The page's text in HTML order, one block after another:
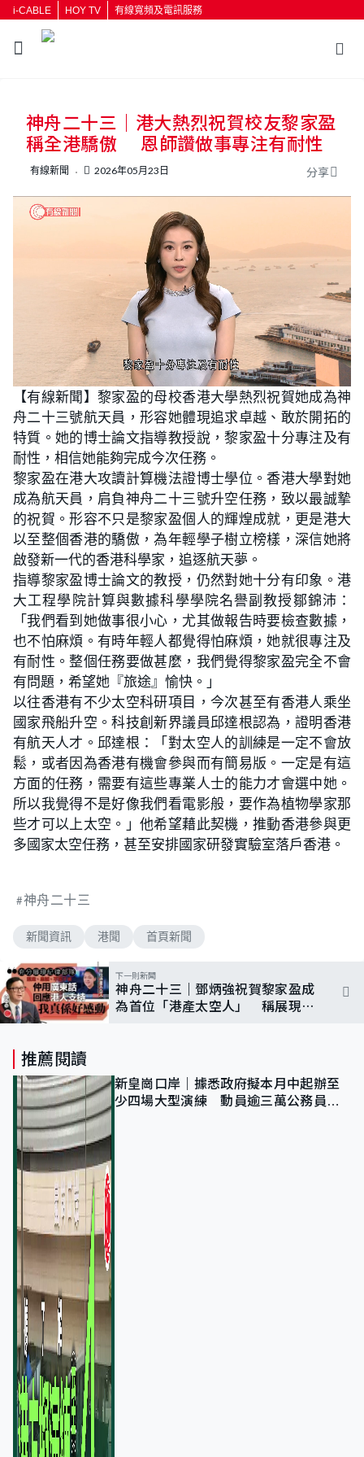
i-CABLE HOY TV 有線寬頻及電訊服務
神舟二十三｜港大熱烈祝賀校友黎家盈
稱全港驕傲 恩師讚做事專注有耐性
有線新聞 2026年05月23日 分享
n
m
t
e
L
o
a
d
e
d
:
2
1
.
4
3
%
【有線新聞】黎家盈的母校香港大學熱烈祝賀她成為神
舟二十三號航天員，形容她體現追求卓越、敢於開拓的
特質。她的博士論文指導教授說，黎家盈十分專注及有
耐性，相信她能夠完成今次任務。
黎家盈在港大攻讀計算機法證博士學位。香港大學對她
成為航天員，肩負神舟二十三號升空任務，致以最誠摯
的祝賀。形容不只是黎家盈個人的輝煌成就，更是港大
以至整個香港的驕傲，為年輕學子樹立榜樣，深信她將
啟發新一代的香港科學家，追逐航天夢。
指導黎家盈博士論文的教授，仍然對她十分有印象。港
大工程學院計算與數據科學學院名譽副教授鄒錦沛：
「我們看到她做事很小心，尤其做報告時要檢查數據，
也不怕麻煩。有時年輕人都覺得怕麻煩，她就很專注及
有耐性。整個任務要做甚麼，我們覺得黎家盈完全不會
有問題，希望她『旅途』愉快。」
以往香港有不少太空科研項目，今次甚至有香港人乘坐
國家飛船升空。科技創新界議員邱達根認為，證明香港
有航天人才。邱達根：「對太空人的訓練是一定不會放
鬆，或者因為香港有機會參與而有簡易版。一定是有這
方面的任務，需要有這些專業人士的能力才會選中她。
所以我覺得不是好像我們看電影般，要作為植物學家那
些才可以上太空。」他希望藉此契機，推動香港參與更
多國家太空任務，甚至安排國家研發實驗室落戶香港。
神舟二十三
新聞資訊 港聞 首頁新聞
下一則新聞
神舟二十三｜鄧炳強祝賀黎家盈成
為首位「港產太空人」 稱展現紀
推薦閱讀
新皇崗口岸｜據悉政府擬本月中起辦至
少四場大型演練 動員逾三萬公務員人